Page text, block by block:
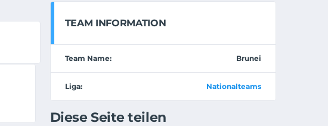
TEAM INFORMATION
Team Name: Brunei
Liga: Nationalteams
Diese Seite teilen